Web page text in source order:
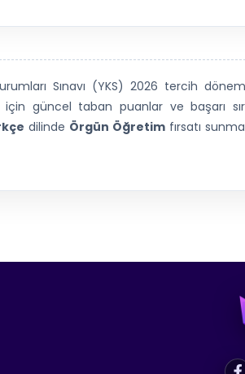
Sınavı (YKS) 2026 tercih
güncel taban puanlar ve başarı
dilinde Örgün Öğretim fırsatı